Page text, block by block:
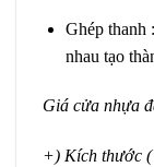
Ghép thanh
nhau tạo
Giá cửa nhựa
+) Kích thước